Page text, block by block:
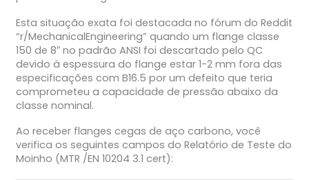
Esta situação exata foi destacada no fórum do Reddit
“r/MechanicalEngineering” quando um flange classe
150 de 8″ no padrão ANSI foi descartado pelo QC
devido à espessura do flange estar 1-2 mm fora das
especificações com B16.5 por um defeito que teria
comprometeu a capacidade de pressão abaixo da
classe nominal.
Ao receber flanges cegas de aço carbono, você
verifica os seguintes campos do Relatório de Teste do
Moinho (MTR /EN 10204 3.1 cert):